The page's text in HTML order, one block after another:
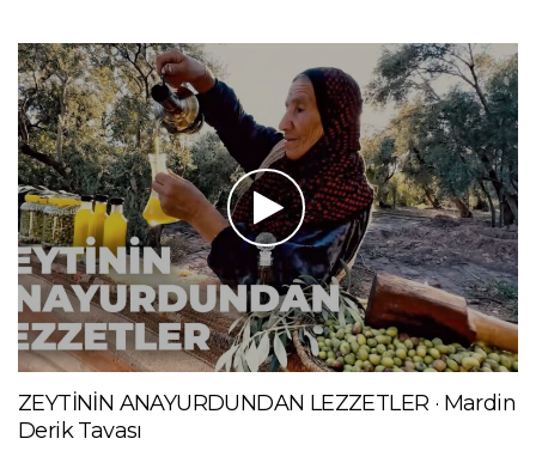
ZEYTİNİN ANAYURDUNDAN LEZZETLER · Mardin
Derik Tavası